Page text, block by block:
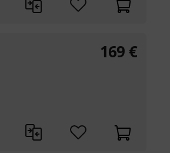
169 €